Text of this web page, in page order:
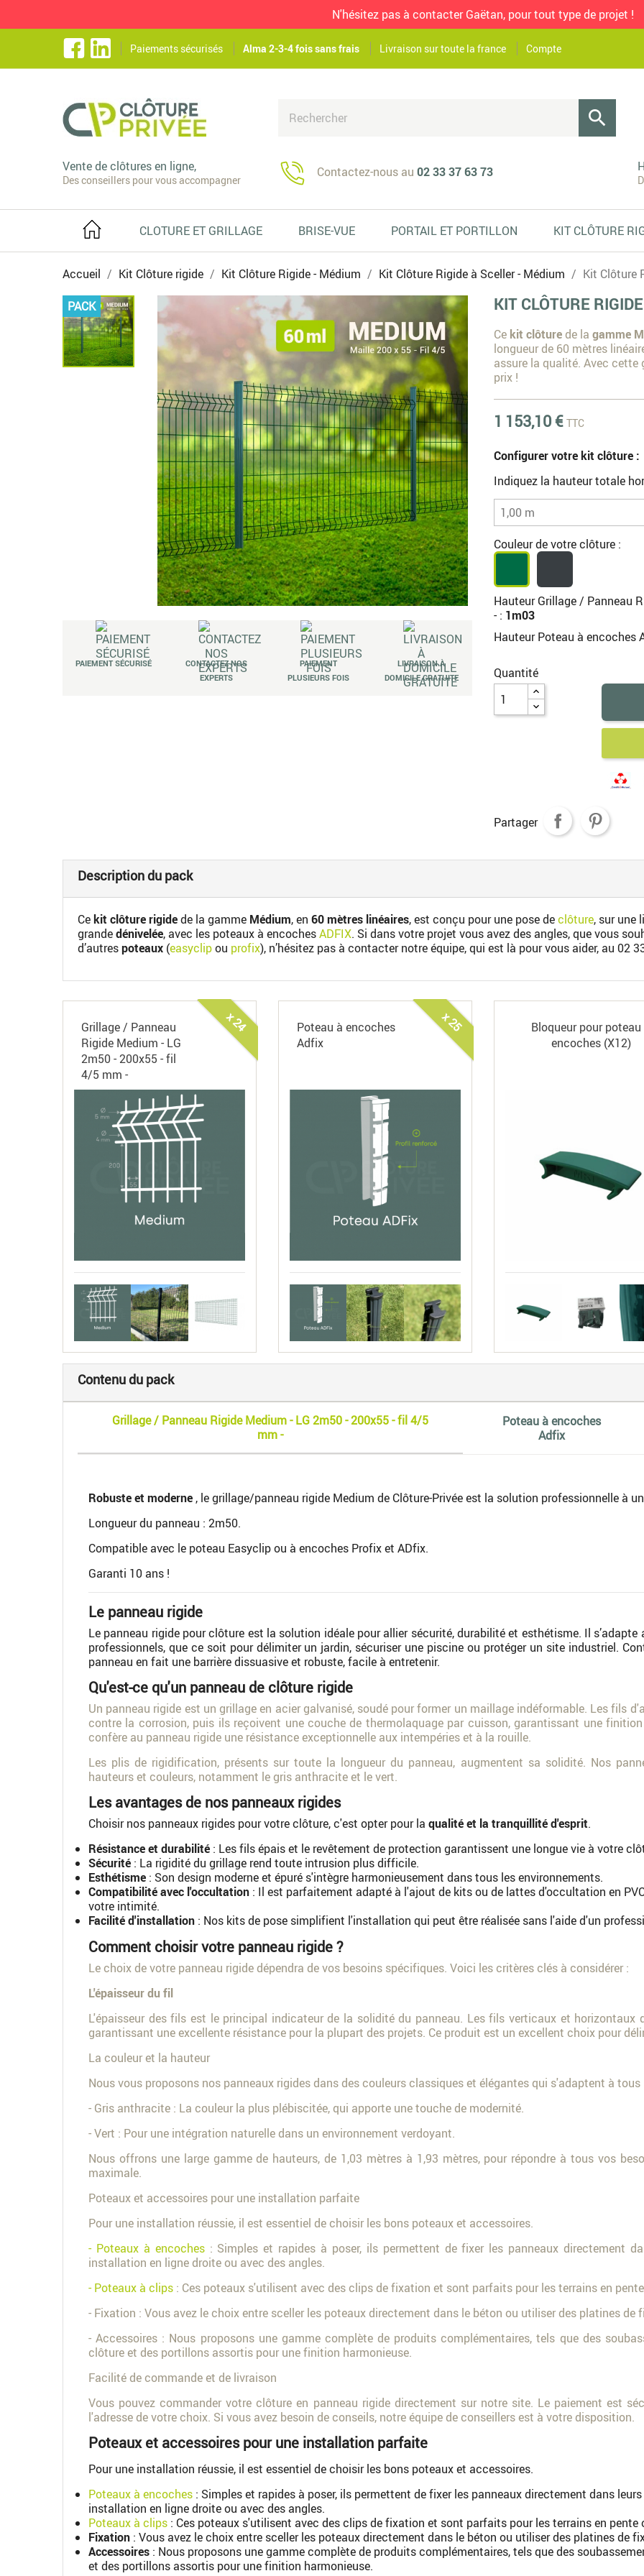
N'hésitez pas à contacter Gaëtan, pour tout type de projet !
Paiements sécurisés Alma 2-3-4 fois sans frais Livraison sur toute la france Compte

Vente de clôtures en ligne,
Des conseillers pour vous accompagner
Contactez-nous au 02 33 37 63 73
CLOTURE ET GRILLAGE BRISE-VUE PORTAIL ET PORTILLON KIT CLÔTURE
Accueil Kit Clôture rigide Kit Clôture Rigide - Médium Kit Clôture Rigide à Sceller - Médium Kit Clôture
PACK
PAIEMENT SÉCURISÉ
CONTACTEZ NOS
EXPERTS
PAIEMENT
PLUSIEURS FOIS
LIVRAISON À
DOMICILE GRATUITE
KIT CLÔTURE
Ce kit clôturede la gamme
longueur de 60 mètres
assure la qualité. Avec cette
prix !
1 153,10 € TTC
Configurer votre kit clôture :
Indiquez la hauteur totale
Couleur de votre clôture :
Hauteur Grillage / Panneau
- : 1m03
Hauteur Poteau à encoches
Quantité
Partager
Description du pack
Cekit clôture rigidede la gamme Médium, en 60 mètres linéaires, est conçu pour une pose declôture, sur une
grandedénivelée, avec les poteaux à encochesADFIX. Si dans votre projet vous avez des angles, que vous
d’autrespoteaux (easyclipou profix), n’hésitez pas à contacter notre équipe, qui est là pour vous aider, au 02
x 24
Grillage / Panneau
Rigide Medium - LG
2m50 - 200x55 - fil
4/5 mm -
x 25
Poteau à encoches
Adfix
Bloqueur pour poteau
encoches (X12)
Contenu du pack
Grillage / Panneau Rigide Medium - LG 2m50 - 200x55 - fil 4/5
mm -
Poteau à encoches
Adfix
Robuste et moderne, le grillage/panneau rigide Medium de Clôture-Privée est la solution professionnelle à
Longueur du panneau : 2m50.
Compatible avec le poteau Easyclip ou à encoches Profix et ADfix.
Garanti 10 ans !
Le panneau rigide
Le panneau rigide pour clôture est la solution idéale pour allier sécurité, durabilité et esthétisme. Il
professionnels, que ce soit pour délimiter un jardin, sécuriser une piscine ou protéger un site industriel.
panneau en fait une barrière dissuasive et robuste, facile à entretenir.
Qu'est-ce qu'un panneau de clôture rigide
Un panneau rigide est un grillage en acier galvanisé, soudé pour former un maillage indéformable. Les fils
contre la corrosion, puis ils reçoivent une couche de thermolaquage par cuisson, garantissant une
confère au panneau rigide une résistance exceptionnelle aux intempéries et à la rouille.
Les plis de rigidification, présents sur toute la longueur du panneau, augmentent sa solidité. Nos
hauteurs et couleurs, notamment le gris anthracite et le vert.
Les avantages de nos panneaux rigides
Choisir nos panneaux rigides pour votre clôture, c'est opter pour la qualité et la tranquillité d'esprit.
Résistance et durabilité : Les fils épais et le revêtement de protection garantissent une longue vie à votre
Sécurité : La rigidité du grillage rend toute intrusion plus difficile.
Esthétisme : Son design moderne et épuré s'intègre harmonieusement dans tous les environnements.
Compatibilité avec l'occultation : Il est parfaitement adapté à l'ajout de kits ou de lattes d'occultation en
votre intimité.
Facilité d'installation : Nos kits de pose simplifient l'installation qui peut être réalisée sans l'aide d'un
Comment choisir votre panneau rigide ?
Le choix de votre panneau rigide dépendra de vos besoins spécifiques. Voici les critères clés à considérer :
L'épaisseur du fil
L'épaisseur des fils est le principal indicateur de la solidité du panneau. Les fils verticaux et
garantissant une excellente résistance pour la plupart des projets. Ce produit est un excellent choix pour
La couleur et la hauteur
Nous vous proposons nos panneaux rigides dans des couleurs classiques et élégantes qui s'adaptent à tous
- Gris anthracite : La couleur la plus plébiscitée, qui apporte une touche de modernité.
- Vert : Pour une intégration naturelle dans un environnement verdoyant.
Nous offrons une large gamme de hauteurs, de 1,03 mètres à 1,93 mètres, pour répondre à tous vos
maximale.
Poteaux et accessoires pour une installation parfaite
Pour une installation réussie, il est essentiel de choisir les bons poteaux et accessoires.
- Poteaux à encoches: Simples et rapides à poser, ils permettent de fixer les panneaux directement
installation en ligne droite ou avec des angles.
- Poteaux à clips : Ces poteaux s'utilisent avec des clips de fixation et sont parfaits pour les terrains en
- Fixation : Vous avez le choix entre sceller les poteaux directement dans le béton ou utiliser des platines de
- Accessoires : Nous proposons une gamme complète de produits complémentaires, tels que des
clôture et des portillons assortis pour une finition harmonieuse.
Facilité de commande et de livraison
Vous pouvez commander votre clôture en panneau rigide directement sur notre site. Le paiement est
l'adresse de votre choix. Si vous avez besoin de conseils, notre équipe de conseillers est à votre disposition.
Poteaux et accessoires pour une installation parfaite
Pour une installation réussie, il est essentiel de choisir les bons poteaux et accessoires.
Poteaux à encoches : Simples et rapides à poser, ils permettent de fixer les panneaux directement dans
installation en ligne droite ou avec des angles.
Poteaux à clips : Ces poteaux s'utilisent avec des clips de fixation et sont parfaits pour les terrains en
Fixation : Vous avez le choix entre sceller les poteaux directement dans le béton ou utiliser des platines de
Accessoires : Nous proposons une gamme complète de produits complémentaires, tels que des
et des portillons assortis pour une finition harmonieuse.